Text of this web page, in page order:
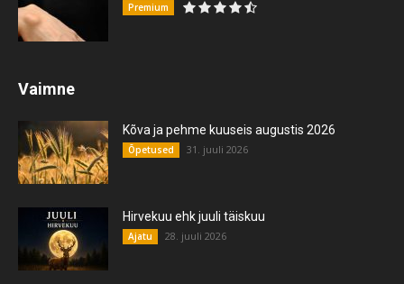
Premium
Vaimne
Kõva ja pehme kuuseis augustis 2026
Õpetused 31. juuli 2026
Hirvekuu ehk juuli täiskuu
Ajatu 28. juuli 2026